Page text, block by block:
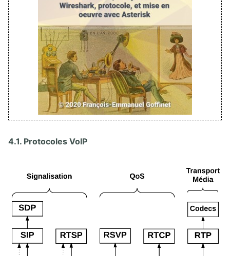
4.1. Protocoles VoIP